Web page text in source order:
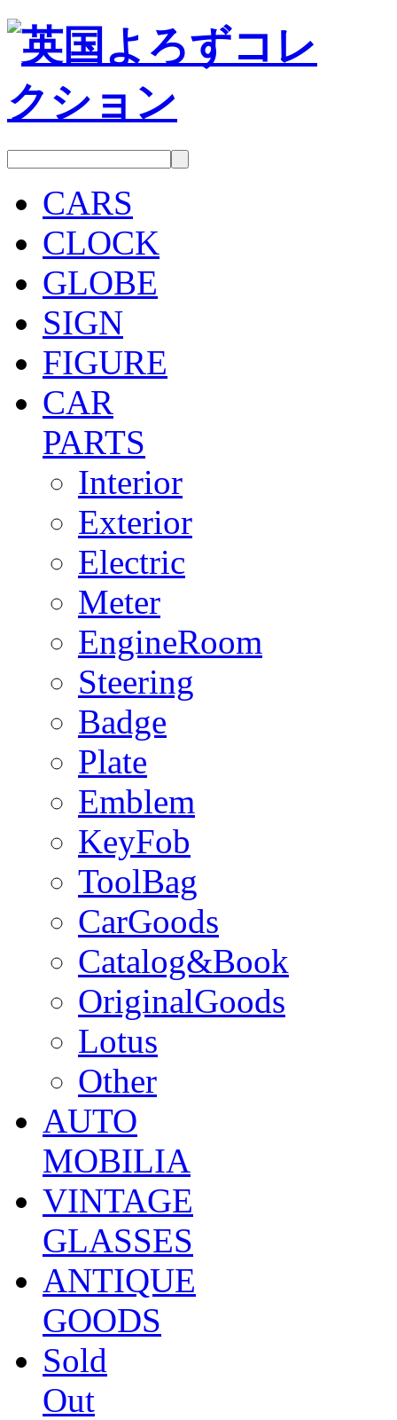
CARS
CLOCK
GLOBE
SIGN
FIGURE
CAR
PARTS
Interior
Exterior
Electric
Meter
EngineRoom
Steering
Badge
Plate
Emblem
KeyFob
ToolBag
CarGoods
Catalog&Book
OriginalGoods
Lotus
Other
AUTO
MOBILIA
VINTAGE
GLASSES
ANTIQUE
GOODS
Sold
Out